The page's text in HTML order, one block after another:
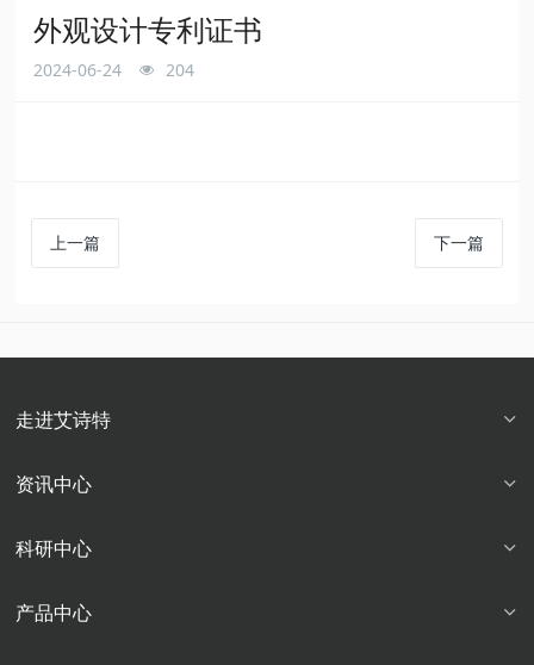
外观设计专利证书
2024-06-24 204
上一篇 下一篇
走进艾诗特
资讯中心
科研中心
产品中心